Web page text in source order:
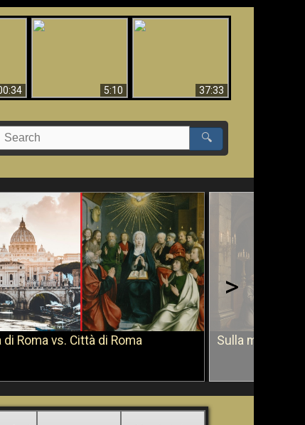
5:10
37:33
🔍
di Roma vs. Città di Roma Sulla morte di
>